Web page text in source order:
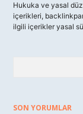
Hukuka ve yasal
içerikleri,
ilgili içerikler yasal
SON YORUMLAR